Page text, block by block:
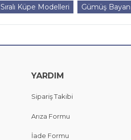
Küpe Modelleri Gümüş
YARDIM
Sipariş Takibi
Arıza Formu
İade Formu